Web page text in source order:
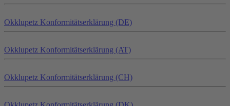
Okklupetz Konformitätserklärung (DE)
Okklupetz Konformitätserklärung (AT)
Okklupetz Konformitätserklärung (CH)